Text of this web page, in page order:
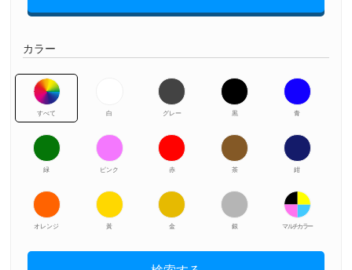
カラー
すべて 白 グレー 黒 青
緑 ピンク 赤 茶 紺
オレンジ 黃 金 銀 マルチカラー